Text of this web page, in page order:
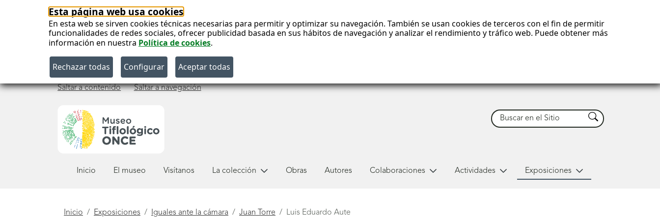
Esta página web usa cookies
En esta web se sirven cookies técnicas necesarias para permitir y optimizar su navegación. También se usan cookies de terceros con el fin de permitir
funcionalidades de redes sociales, ofrecer publicidad basada en sus hábitos de navegación y analizar el rendimiento y tráfico web. Puede obtener más
información en nuestra Política de cookies.
Saltar a contenido Saltar a navegación
Buscar Buscar
Inicio El museo Visítanos La colección Obras Autores Colaboraciones Actividades Exposiciones
Está
Inicio Exposiciones Iguales ante la cámara Juan Torre Luis Eduardo Aute